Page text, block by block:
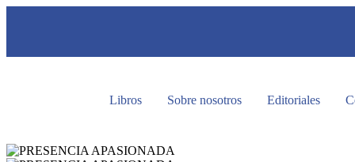
Libros Sobre nosotros Editoriales